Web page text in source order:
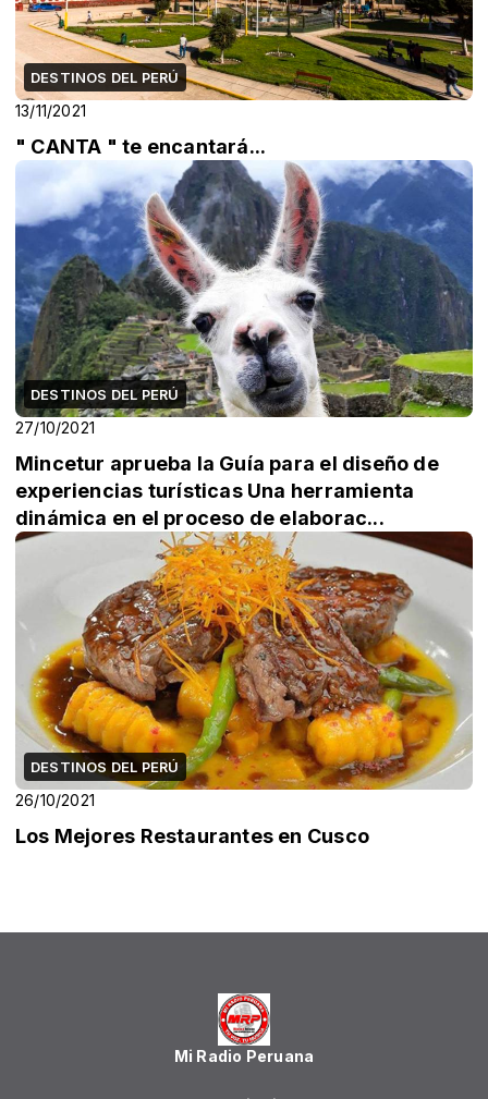
DESTINOS DEL PERÚ
13/11/2021
" CANTA " te encantará...
DESTINOS DEL PERÚ
27/10/2021
Mincetur aprueba la Guía para el diseño de
experiencias turísticas Una herramienta
dinámica en el proceso de elaborac...
DESTINOS DEL PERÚ
26/10/2021
Los Mejores Restaurantes en Cusco
Mi Radio Peruana